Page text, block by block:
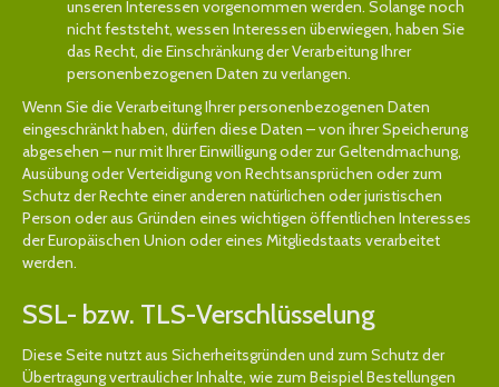
unseren Interessen vorgenommen werden. Solange noch
nicht feststeht, wessen Interessen überwiegen, haben Sie
das Recht, die Einschränkung der Verarbeitung Ihrer
personenbezogenen Daten zu verlangen.
Wenn Sie die Verarbeitung Ihrer personenbezogenen Daten
eingeschränkt haben, dürfen diese Daten – von ihrer Speicherung
abgesehen – nur mit Ihrer Einwilligung oder zur Geltendmachung,
Ausübung oder Verteidigung von Rechtsansprüchen oder zum
Schutz der Rechte einer anderen natürlichen oder juristischen
Person oder aus Gründen eines wichtigen öffentlichen Interesses
der Europäischen Union oder eines Mitgliedstaats verarbeitet
werden.
SSL- bzw. TLS-Verschlüsselung
Diese Seite nutzt aus Sicherheitsgründen und zum Schutz der
Übertragung vertraulicher Inhalte, wie zum Beispiel Bestellungen